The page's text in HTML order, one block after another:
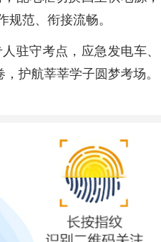
范、衔接流畅。
驻守考点，应急发电车、
护航莘莘学子圆梦考场。